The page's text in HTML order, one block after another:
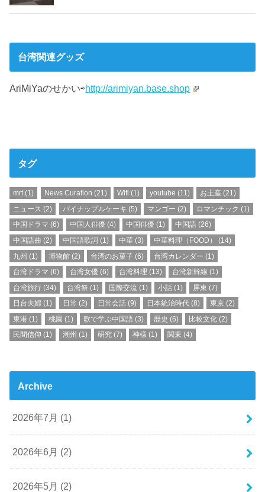
台湾関連グッズ
AriMiYaのせかい⇨http://arimiyan.base.shop
タグ
mrt (1) News Curation (21) Wifi (1) youtube (11) お土産 (21)
ニュース (2) パイナップルケーキ (5) マンゴー (2) ロマンチック (1)
中国ドラマ (6) 中国人俳優(4) 中国俳優(1) 中国語 (26)
中国語曲 (2) 中国語歌詞 (1) 中華(3) 中華料理（FOOD）
(14)
九州 (1) 博物館(2) 台湾のお菓子(6) 台湾カレンダー (1)
台湾ドラマ (6) 台湾女優(6) 台湾料理 (13) 台湾新幹線 (1)
台湾旅行 (34) 台湾祭 (1) 国際交流 (1) 小話 (1) 屏東 (7)
日台夫婦 (1) 日常 (2) 日常会話(9) 日本統治時代 (8) 東京 (2)
東港 (1) 桃園 (1) 歌で学ぶ中国語 (3) 歴史 (6) 比較文化 (2)
民間信仰 (1) 潮州 (1) 研究(7) 神様 (1) 関東 (4)
Archive
2026年7月 (1)
2026年6月 (2)
2026年5月 (2)